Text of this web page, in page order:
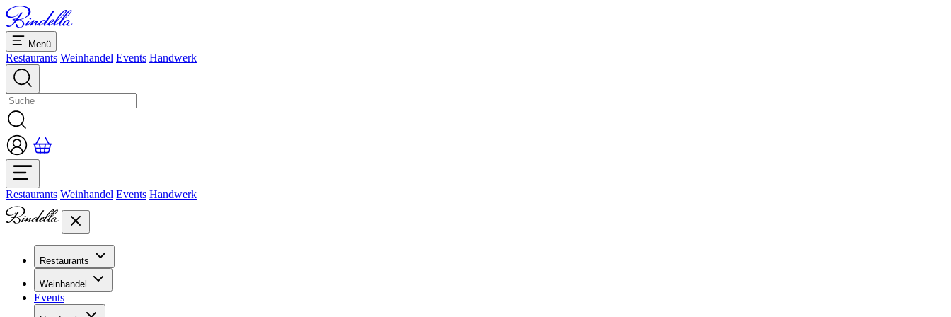
Menü
Restaurants Weinhandel Events Handwerk
Restaurants Weinhandel Events Handwerk
Restaurants
Übersicht Restaurants
Bankette & Events
Dolcezze
Weinhandel
Übersicht
Events